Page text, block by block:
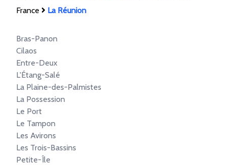
France La Réunion
Bras-Panon
Cilaos
Entre-Deux
L'Étang-Salé
La Plaine-des-Palmistes
La Possession
Le Port
Le Tampon
Les Avirons
Les Trois-Bassins
Petite-Île